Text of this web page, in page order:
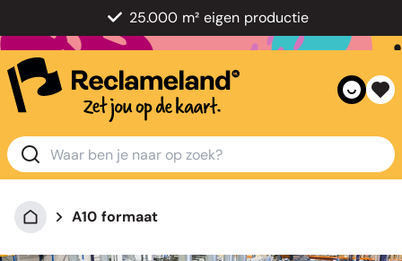
25.000 m² eigen productie
A10 formaat